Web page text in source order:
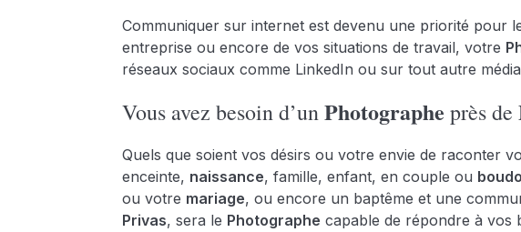
Communiquer sur internet est devenu une priorité pour
entreprise ou encore de vos situations de travail, votre
réseaux sociaux comme LinkedIn ou sur tout autre
Vous avez besoin d’unPhotographe près de
Quels que soient vos désirs ou votre envie de raconter
enceinte, naissance, famille, enfant, en couple ou
ou votre mariage, ou encore un baptême et une
Privas, sera le Photographe capable de répondre à vos